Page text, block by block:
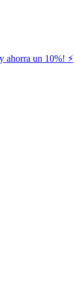
ahorra un 10%! ⚡️